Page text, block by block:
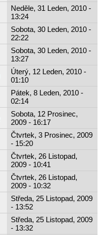
Neděle, 31 Leden, 2010 -
13:24
Sobota, 30 Leden, 2010 -
22:22
Sobota, 30 Leden, 2010 -
13:27
Úterý, 12 Leden, 2010 -
01:10
Pátek, 8 Leden, 2010 -
02:14
Sobota, 12 Prosinec,
2009 - 16:17
Čtvrtek, 3 Prosinec, 2009
- 15:20
Čtvrtek, 26 Listopad,
2009 - 10:41
Čtvrtek, 26 Listopad,
2009 - 10:32
Středa, 25 Listopad, 2009
- 13:52
Středa, 25 Listopad, 2009
- 13:32